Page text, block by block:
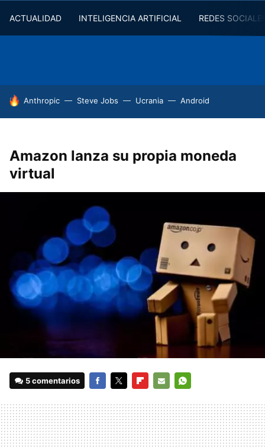
ACTUALIDAD INTELIGENCIA ARTIFICIAL REDES
HOY SE HABLA DE
Anthropic Steve Jobs Ucrania Android
Amazon lanza su propia moneda
virtual
5 comentarios
MAIL